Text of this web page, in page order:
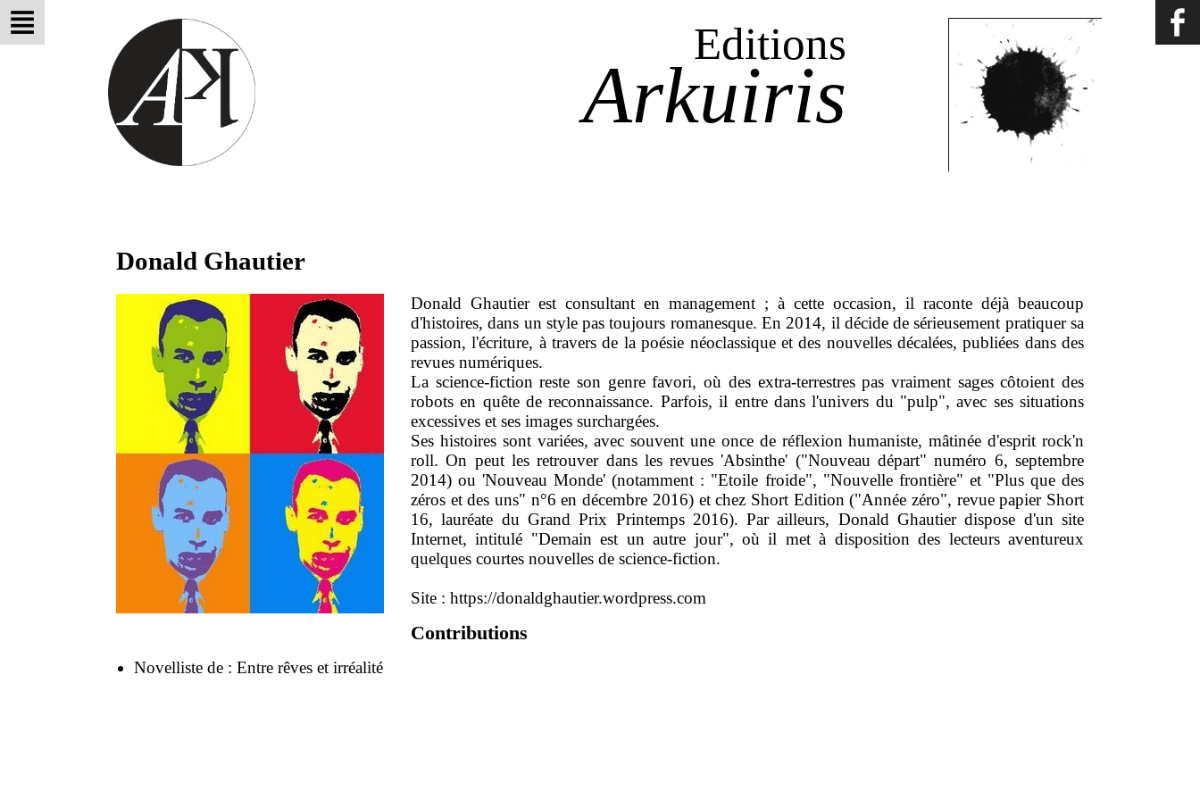
Editions
Arkuiris
Donald Ghautier
Donald Ghautier est consultant en management ; à cette occasion, il raconte déjà beaucoup
d'histoires, dans un style pas toujours romanesque. En 2014, il décide de sérieusement pratiquer sa
passion, l'écriture, à travers de la poésie néoclassique et des nouvelles décalées, publiées dans des
revues numériques.
La science-fiction reste son genre favori, où des extra-terrestres pas vraiment sages côtoient des
robots en quête de reconnaissance. Parfois, il entre dans l'univers du "pulp", avec ses situations
excessives et ses images surchargées.
Ses histoires sont variées, avec souvent une once de réflexion humaniste, mâtinée d'esprit rock'n
roll. On peut les retrouver dans les revues 'Absinthe' ("Nouveau départ" numéro 6, septembre
2014) ou 'Nouveau Monde' (notamment : "Etoile froide", "Nouvelle frontière" et "Plus que des
zéros et des uns" n°6 en décembre 2016) et chez Short Edition ("Année zéro", revue papier Short
16, lauréate du Grand Prix Printemps 2016). Par ailleurs, Donald Ghautier dispose d'un site
Internet, intitulé "Demain est un autre jour", où il met à disposition des lecteurs aventureux
quelques courtes nouvelles de science-fiction.
Site : https://donaldghautier.wordpress.com
Contributions
Novelliste de : Entre rêves et irréalité